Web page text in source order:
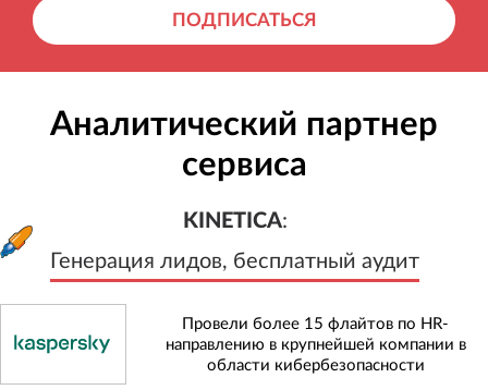
ПОДПИСАТЬСЯ
Аналитический партнер
сервиса
KINETICA:
Генерация лидов, бесплатный аудит
Генерация лидов, бесплатный
Провели более 15 флайтов по HR-
направлению в крупнейшей компании в
области кибербезопасности